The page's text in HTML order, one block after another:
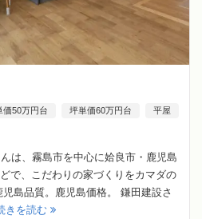
価50万円台 坪単価60万円台 平屋
は、霧島市を中心に姶良市・鹿児島
で、こだわりの家づくりをカマダの
島品質。鹿児島価格。 鎌田建設さ
きを読む